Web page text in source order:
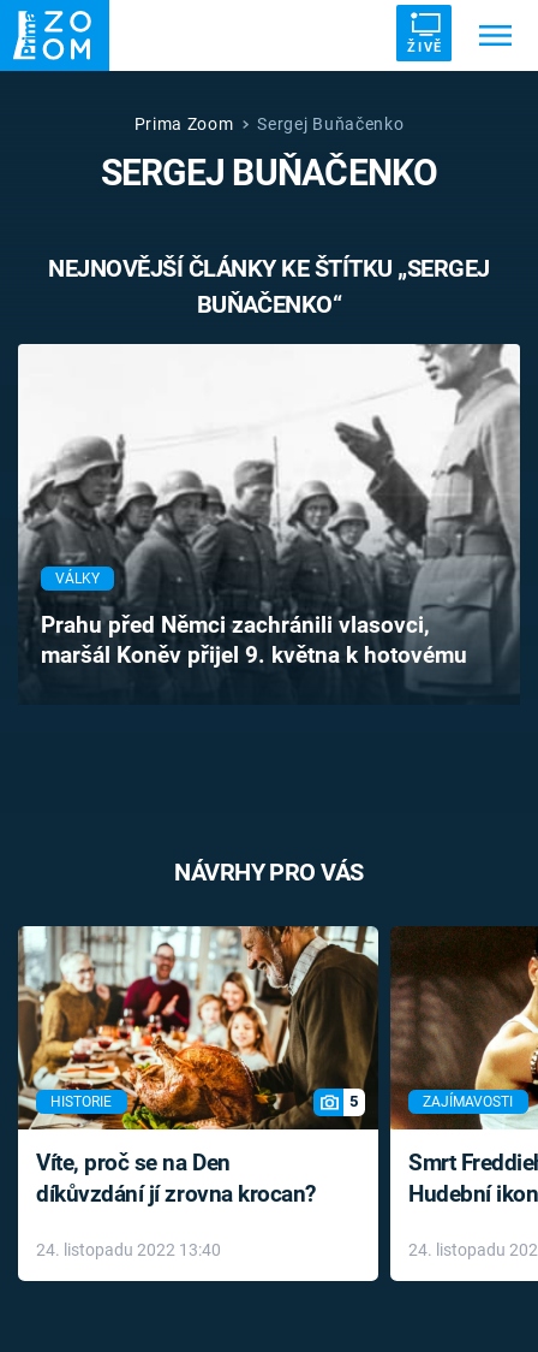
ŽIVĚ
ZRÁDCI UFO DRUHÁ SVĚTOVÁ VÁLKA
VETŘELCI DÁVNOVĚKU
Pořady
TV Program
Časopis
Sledujte prima+
Prima Zoom Sergej Buňačenko
SERGEJ BUŇAČENKO
NEJNOVĚJŠÍ ČLÁNKY KE ŠTÍTKU „SERGEJ
BUŇAČENKO“
VÁLKY
Prahu před Němci zachránili vlasovci,
maršál Koněv přijel 9. května k hotovému
NÁVRHY PRO VÁS
HISTORIE 5
Víte, proč se na Den
díkůvzdání jí zrovna krocan?
24. listopadu 2022 13:40
ZAJÍMAVOSTI
Smrt
Hudební
léky
24. listopadu